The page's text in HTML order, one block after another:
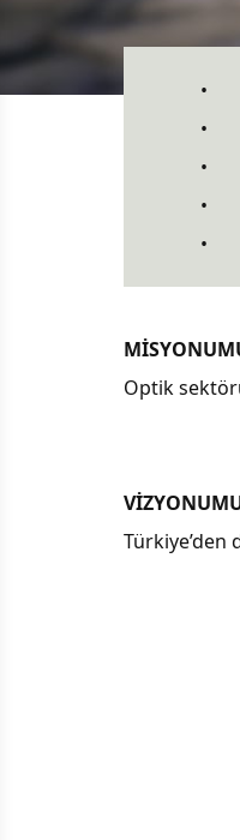
•
•
•
•
•
Optik
Türkiye’den